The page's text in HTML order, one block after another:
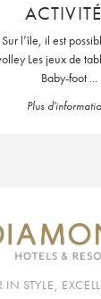
l’île, il est
Les jeux de
Baby-foot ...
Plus
IN STYLE,